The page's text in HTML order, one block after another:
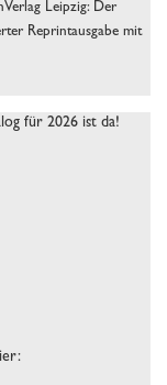
Leipzig: Der
Reprintausgabe mit
für 2026 ist da!